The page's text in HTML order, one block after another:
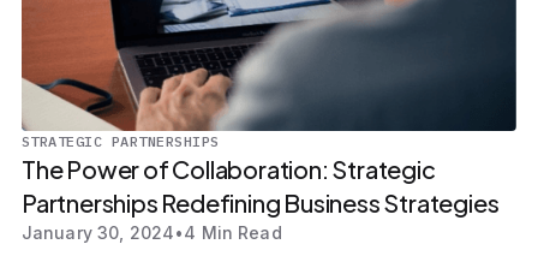
STRATEGIC PARTNERSHIPS
The Power of Collaboration: Strategic
Partnerships Redefining Business Strategies
January 30, 2024•4 Min Read